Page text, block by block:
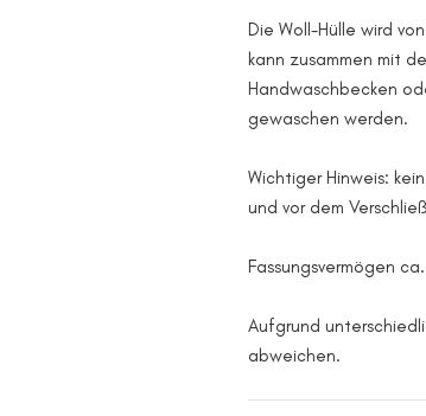
Die Woll-Hülle wird
kann zusammen mit
Handwaschbecken
gewaschen werden.
Wichtiger Hinweis:
und vor dem
Fassungsvermögen
Aufgrund
abweichen.